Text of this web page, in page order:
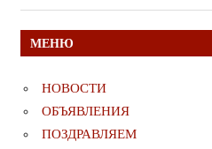
записям
МЕНЮ
НОВОСТИ
ОБЪЯВЛЕНИЯ
ПОЗДРАВЛЯЕМ